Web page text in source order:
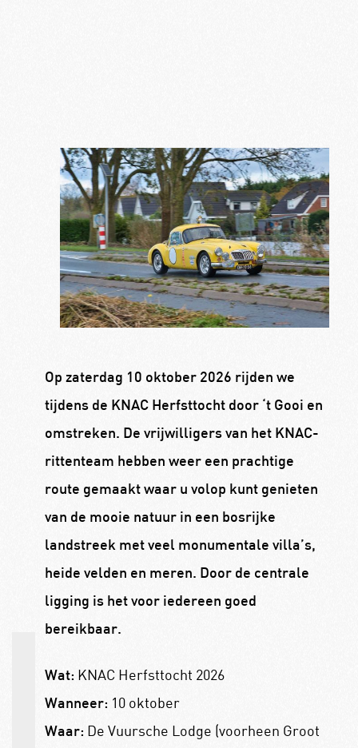
Op zaterdag 10 oktober 2026 rijden we
tijdens de KNAC Herfsttocht door ‘t Gooi en
omstreken. De vrijwilligers van het KNAC-
rittenteam hebben weer een prachtige
route gemaakt waar u volop kunt genieten
van de mooie natuur in een bosrijke
landstreek met veel monumentale villa’s,
heide velden en meren. Door de centrale
ligging is het voor iedereen goed
bereikbaar.
Wat: KNAC Herfsttocht 2026
Wanneer: 10 oktober
Waar: De Vuursche Lodge (voorheen Groot